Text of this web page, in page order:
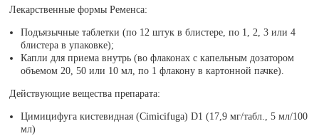
Лекарственные формы Ременса:
Подъязычные таблетки (по 12 штук в блистере, по 1, 2, 3 или 4
блистера в упаковке);
Капли для приема внутрь (во флаконах с капельным дозатором
объемом 20, 50 или 10 мл, по 1 флакону в картонной пачке).
Действующие вещества препарата:
Цимицифуга кистевидная (Cimicifuga) D1 (17,9 мг/табл., 5 мл/100
мл)